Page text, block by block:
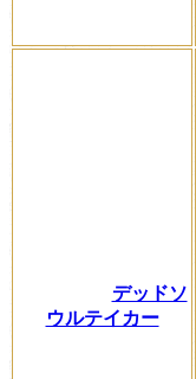
デッドソ
ウルテイカー